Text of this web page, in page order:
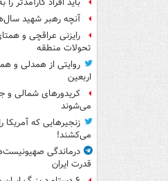
باید افراد کارآمدتر
آنچه رهبر شهید
رایزنی عراقچی و
تحولات منطقه
روایتی از همدلی و
اربعین
کریدورهای شمالی و
می‌شوند
زنجیرهایی که
می‌کشند!
درماندگی
قدرت ایران